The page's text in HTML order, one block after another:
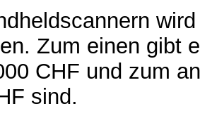
Zum einen gibt
CHF und zum
sind.